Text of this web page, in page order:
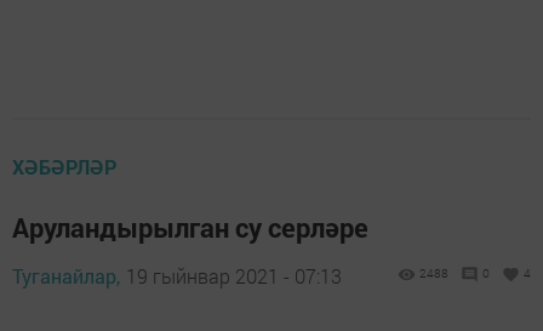
ХӘБӘРЛӘР
Аруландырылган су серләре
Туганайлар, 19 гыйнвар 2021 - 07:13 2488 0 4